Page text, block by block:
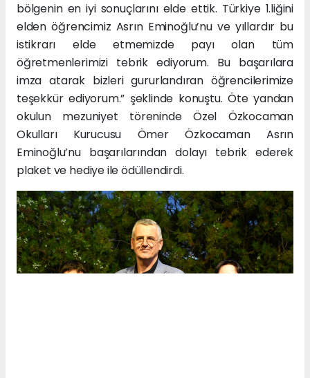
bölgenin en iyi sonuçlarını elde ettik. Türkiye 1.liğini
elden öğrencimiz Asrın Eminoğlu’nu ve yıllardır bu
istikrarı elde etmemizde payı olan tüm
öğretmenlerimizi tebrik ediyorum. Bu başarılara
imza atarak bizleri gururlandıran öğrencilerimize
teşekkür ediyorum.” şeklinde konuştu. Öte yandan
okulun mezuniyet töreninde Özel Özkocaman
Okulları Kurucusu Ömer Özkocaman Asrın
Eminoğlu’nu başarılarından dolayı tebrik ederek
plaket ve hediye ile ödüllendirdi.